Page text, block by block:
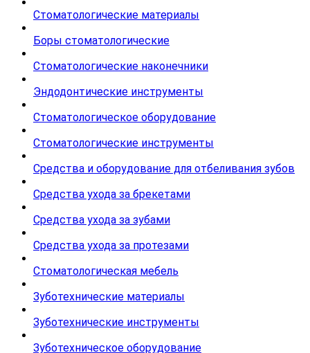
Стоматологические материалы
Боры стоматологические
Стоматологические наконечники
Эндодонтические инструменты
Стоматологическое оборудование
Стоматологические инструменты
Средства и оборудование для отбеливания зубов
Средства ухода за брекетами
Средства ухода за зубами
Средства ухода за протезами
Стоматологическая мебель
Зуботехнические материалы
Зуботехнические инструменты
Зуботехническое оборудование